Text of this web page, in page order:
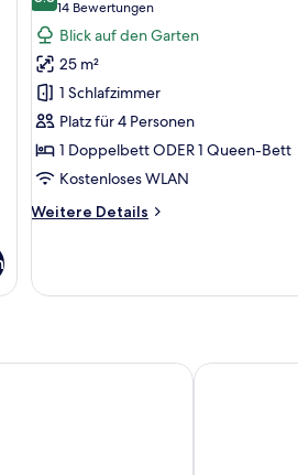
Standard-
Doppelzimmer
anzeigen
8.8 von 10
14 Bewertungen
(14
Bewertungen)
Blick auf den Garten
25 m²
1 Schlafzimmer
Platz für 4 Personen
1 Doppelbett ODER 1 Queen-Bett
Kostenloses WLAN
Weitere Details
Weitere
Doppelzimmer
Hotel Boyeros